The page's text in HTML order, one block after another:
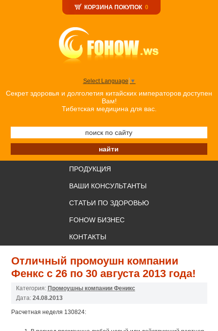
КОРЗИНА ПОКУПОК 0
Select Language ▼
Секрет здоровья и долголетия китайских императоров доступен
Вам!
Тибетская медицина для вас.
ПРОДУКЦИЯ
ВАШИ КОНСУЛЬТАНТЫ
СТАТЬИ ПО ЗДОРОВЬЮ
FOHOW БИЗНЕС
КОНТАКТЫ
Отличный промоушн компании
Фенкс с 26 по 30 августа 2013 года!
Категория: Промоушны компании Феникс
Дата: 24.08.2013
Расчетная неделя 130824: